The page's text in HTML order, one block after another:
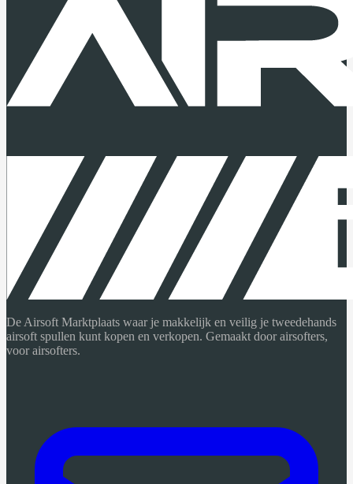
De Airsoft Marktplaats waar je makkelijk en veilig je tweedehands
airsoft spullen kunt kopen en verkopen. Gemaakt door airsofters,
voor airsofters.